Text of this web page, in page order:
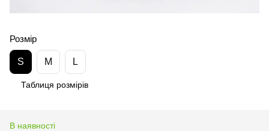
Розмір
S M L
Таблиця розмірів
В наявності